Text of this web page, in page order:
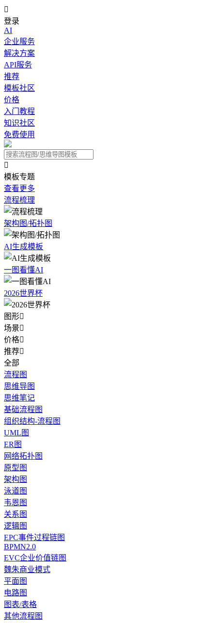

登录
AI
企业服务
解决方案
API服务
推荐
模板社区
价格
入门教程
知识社区
免费使用

模板专题
查看更多
流程梳理
架构图/拓扑图
AI生成模板
一图看懂AI
2026世界杯
图形
场景
价格
推荐
全部
流程图
思维导图
思维笔记
基础流程图
组织结构-流程图
UML图
ER图
网络拓扑图
原型图
架构图
泳道图
韦恩图
关系图
逻辑图
EPC事件过程链图
BPMN2.0
EVC企业价值链图
魏朱商业模式
平面图
电路图
图表/表格
其他流程图